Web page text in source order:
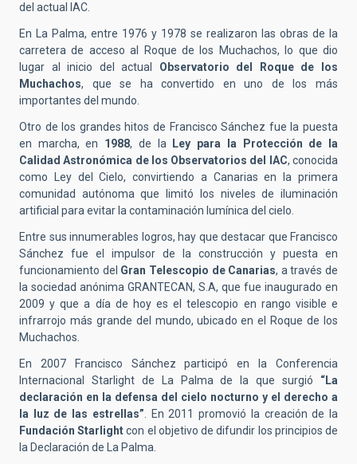
del actual IAC.
En La Palma, entre 1976 y 1978 se realizaron las obras de la
carretera de acceso al Roque de los Muchachos, lo que dio
lugar al inicio del actual Observatorio del Roque de los
Muchachos, que se ha convertido en uno de los más
importantes del mundo.
Otro de los grandes hitos de Francisco Sánchez fue la puesta
en marcha, en 1988, de la
Ley para la Protección de la
Calidad Astronómica de los Observatorios del IAC, conocida
como Ley del Cielo, convirtiendo a Canarias en la primera
comunidad autónoma que limitó los niveles de iluminación
artificial para evitar la contaminación lumínica del cielo.
Entre sus innumerables logros, hay que destacar que Francisco
Sánchez fue el impulsor de la construcción y puesta en
funcionamiento del Gran Telescopio de Canarias, a través de
la sociedad anónima GRANTECAN, S.A, que fue inaugurado en
2009 y que a día de hoy es el telescopio en rango visible e
infrarrojo más grande del mundo, ubicado en el Roque de los
Muchachos.
En 2007 Francisco Sánchez participó en la Conferencia
Internacional Starlight de La Palma de la que surgió “La
declaración en la defensa del cielo nocturno y el derecho a
la luz de las estrellas”. En 2011 promovió la creación de la
Fundación Starlightcon el objetivo de difundir los principios de
la Declaración de La Palma.